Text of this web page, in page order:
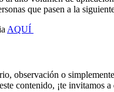
que pasen a la
AQUÍ
observación o
contenido, ¡te invitamos a